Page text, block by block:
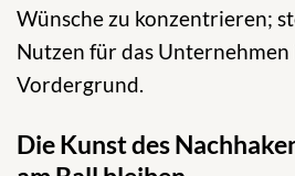
Wünsche zu konzentrieren;
Nutzen für das Unternehmen
Vordergrund.
Die Kunst des